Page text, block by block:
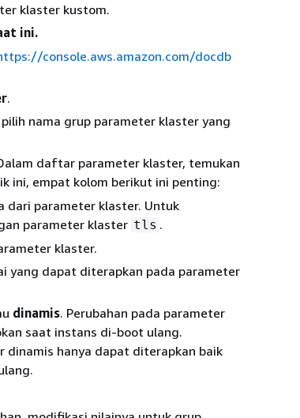
klaster kustom.
ini.
console.aws.amazon.com/docdb
.
nama grup parameter klaster yang
daftar parameter klaster, temukan
ini, empat kolom berikut ini penting:
dari parameter klaster. Untuk
parameter klaster tls .
klaster.
yang dapat diterapkan pada parameter
dinamis. Perubahan pada parameter
saat instans di-boot ulang.
dinamis hanya dapat diterapkan baik